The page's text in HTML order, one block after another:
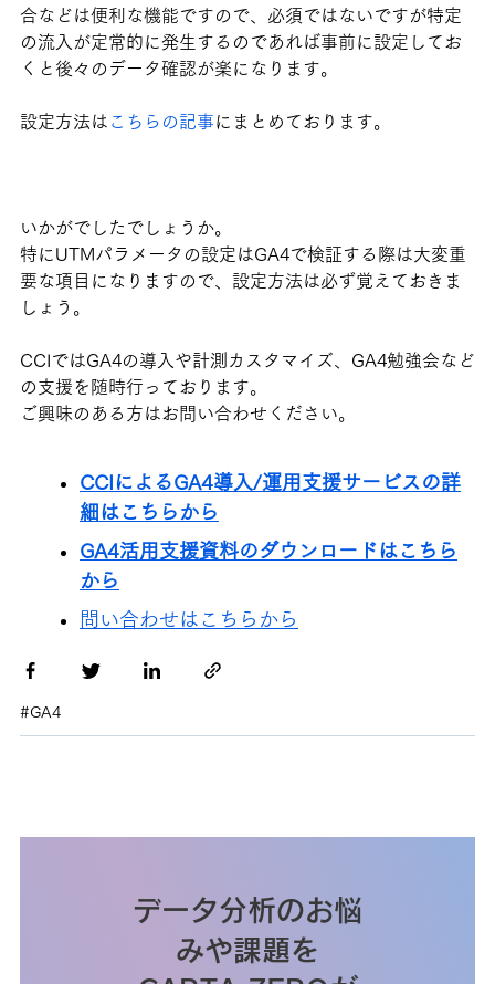
合などは便利な機能ですので、必須ではないですが特定
の流入が定常的に発生するのであれば事前に設定してお
くと後々のデータ確認が楽になります。
設定方法は こちらの記事にまとめております。
いかがでしたでしょうか。
特にUTMパラメータの設定はGA4で検証する際は大変重
要な項目になりますので、設定方法は必ず覚えておきま
しょう。
CCIではGA4の導入や計測カスタマイズ、GA4勉強会など
の支援を随時行っております。
ご興味のある方はお問い合わせください。
CCIによるGA4導入/運用支援サービスの詳
細はこちらから
GA4活用支援資料のダウンロードはこちら
から
問い合わせはこちらから
#GA4
データ分析のお悩
みや課題を